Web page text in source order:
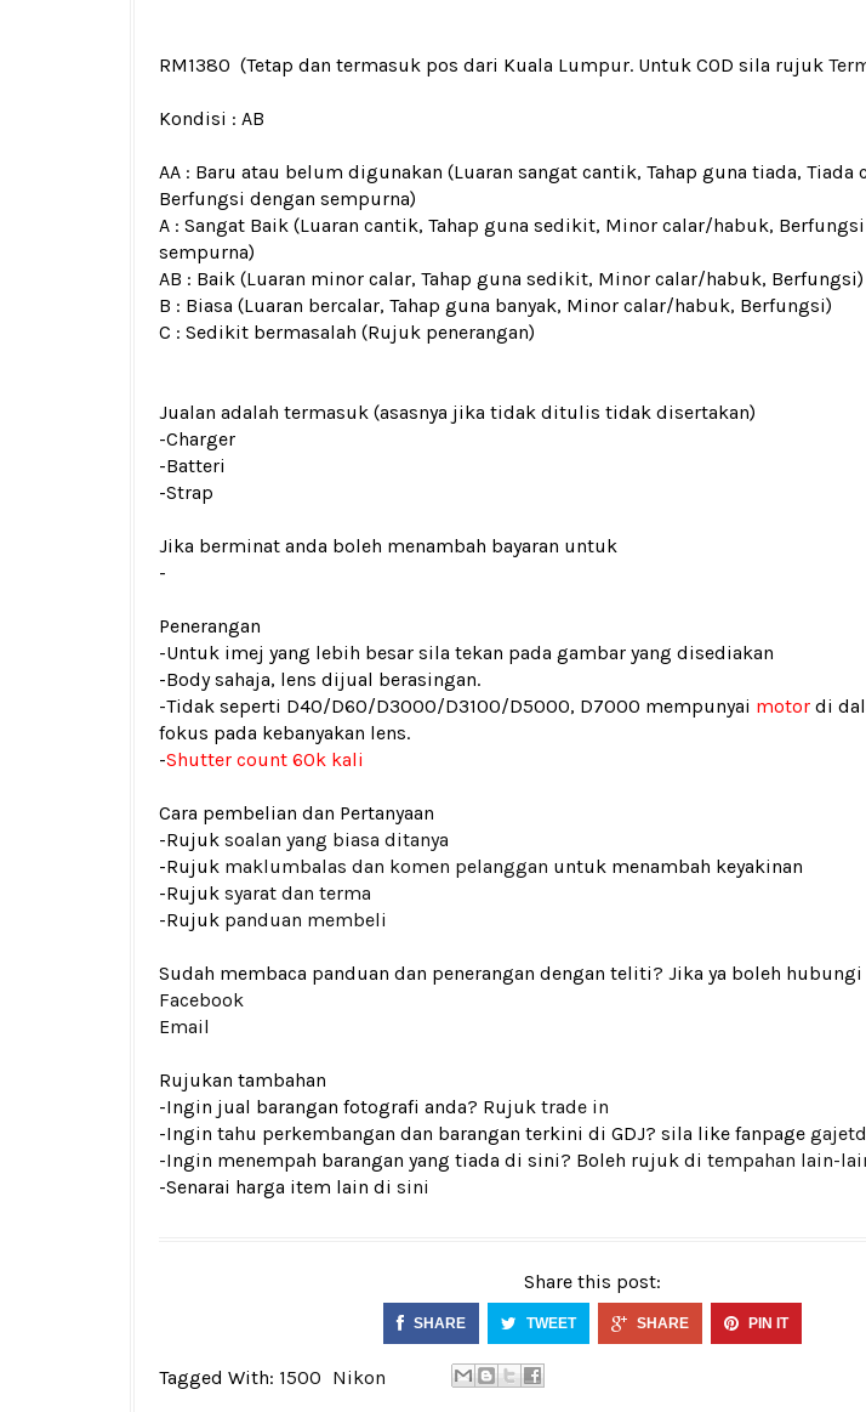
RM1380 (Tetap dan termasuk pos dari Kuala Lumpur. Untuk COD sila rujuk
Kondisi : AB
AA : Baru atau belum digunakan (Luaran sangat cantik, Tahap guna tiada, Tiada
Berfungsi dengan sempurna)
A : Sangat Baik (Luaran cantik, Tahap guna sedikit, Minor calar/habuk,
sempurna)
AB : Baik (Luaran minor calar, Tahap guna sedikit, Minor calar/habuk, Berfungsi)
B : Biasa (Luaran bercalar, Tahap guna banyak, Minor calar/habuk, Berfungsi)
C : Sedikit bermasalah (Rujuk penerangan)
Jualan adalah termasuk (asasnya jika tidak ditulis tidak disertakan)
-Charger
-Batteri
-Strap
Jika berminat anda boleh menambah bayaran untuk
-
Penerangan
-Untuk imej yang lebih besar sila tekan pada gambar yang disediakan
-Body sahaja, lens dijual berasingan.
-Tidak seperti D40/D60/D3000/D3100/D5000, D7000 mempunyai motor di
fokus pada kebanyakan lens.
-Shutter count 60k kali
Cara pembelian dan Pertanyaan
-Rujuk soalan yang biasa ditanya
-Rujuk maklumbalas dan komen pelanggan untuk menambah keyakinan
-Rujuk syarat dan terma
-Rujuk panduan membeli
Sudah membaca panduan dan penerangan dengan teliti? Jika ya boleh
Facebook
Email
Rujukan tambahan
-Ingin jual barangan fotografi anda? Rujuk trade in
-Ingin tahu perkembangan dan barangan terkini di GDJ? sila like fanpage
-Ingin menempah barangan yang tiada di sini? Boleh rujuk di tempahan lain-
-Senarai harga item lain di sini
Share this post:
SHARE TWEET SHARE PIN IT
Tagged With: 1500 Nikon